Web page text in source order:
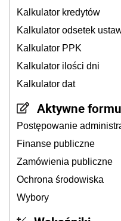
Kalkulator kredytów
Kalkulator odsetek
Kalkulator PPK
Kalkulator ilości dni
Kalkulator dat
Aktywne
Postępowanie
Finanse publiczne
Zamówienia publiczne
Ochrona środowiska
Wybory